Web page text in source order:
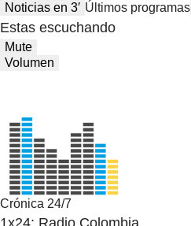
Noticias en 3′ Últimos programas
Estas escuchando
Mute
Volumen
Crónica 24/7